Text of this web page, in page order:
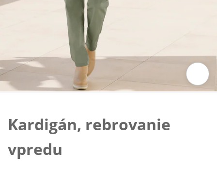
Kardigán, rebrovanie
vpredu